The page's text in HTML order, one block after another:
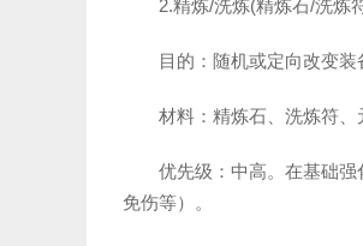
2.精炼/洗炼(精炼石/洗炼
目的：随机或定向改变装
材料：精炼石、洗炼符、
优先级：中高。在基础强
免伤等）。